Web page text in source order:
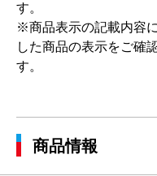
す。
※商品表示の記載内容
した商品の表示をご確
す。
商品情報